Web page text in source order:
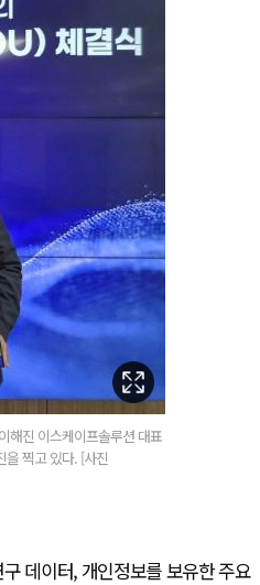
해진 이스케이프솔루션 대표
을 찍고 있다. [사진
데이터, 개인정보를 보유한 주요